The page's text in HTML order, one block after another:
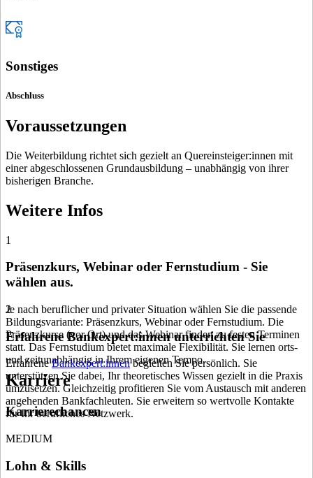
Sonstiges
Abschluss
Voraussetzungen
Die Weiterbildung richtet sich gezielt an Quereinsteiger:innen mit
einer abgeschlossenen Grundausbildung – unabhängig von ihrer
bisherigen Branche.
Weitere Infos
1
Präsenzkurs, Webinar oder Fernstudium - Sie
wählen aus.
Je nach beruflicher und privater Situation wählen Sie die passende
Bildungsvariante: Präsenzkurs, Webinar oder Fernstudium. Die
Präsenzkurse (vor Ort) und das Webinar finden zu festen Terminen
statt. Das Fernstudium bietet maximale Flexibilität. Sie lernen orts-
und zeitunabhängig in Ihrem eigenen Tempo.
2
Erfahrene Bankexpert:innen unterrichten Sie
ErfahreneBankexpert:innenbegleiten Sie persönlich. Sie
unterstützen Sie dabei, Ihr theoretisches Wissen gezielt in die Praxis
umzusetzen. Gleichzeitig profitieren Sie vom Austausch mit anderen
angehenden Bankfachleuten. Sie erweitern so wertvolle Kontakte
für Ihr berufliches Netzwerk.
Karriere
Karrierechancen
MEDIUM
Lohn & Skills